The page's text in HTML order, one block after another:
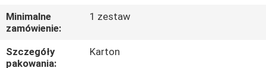
KONTROLA
JAKOŚCI
Minimalne
zamówienie:
1 zestaw
Szczegóły
pakowania:
Karton